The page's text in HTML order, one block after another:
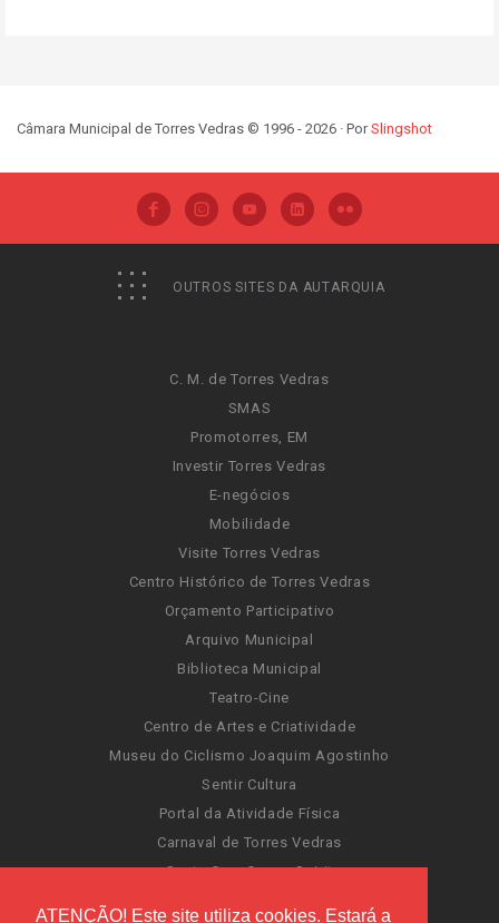
ATENÇÃO! Este site utiliza cookies. Estará a
Câmara Municipal de Torres Vedras © 1996 - 2026 · PorSlingshot
OUTROS SITES DA AUTARQUIA
C. M. de Torres Vedras
SMAS
Promotorres, EM
Investir Torres Vedras
E-negócios
Mobilidade
Visite Torres Vedras
Centro Histórico de Torres Vedras
Orçamento Participativo
Arquivo Municipal
Biblioteca Municipal
Teatro-Cine
Centro de Artes e Criatividade
Museu do Ciclismo Joaquim Agostinho
Sentir Cultura
Portal da Atividade Física
Carnaval de Torres Vedras
Santa Cruz Ocean Spirit